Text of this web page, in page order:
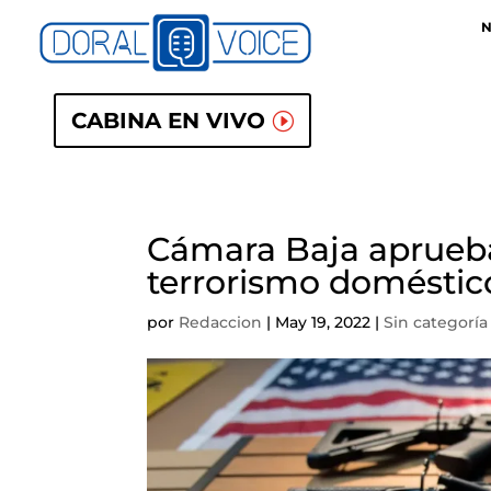
CABINA EN VIVO
Cámara Baja
terrorismo
por Redaccion | May 19, 2022 |Sin categoría